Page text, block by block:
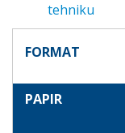
tehniku
FORMAT
PAPIR